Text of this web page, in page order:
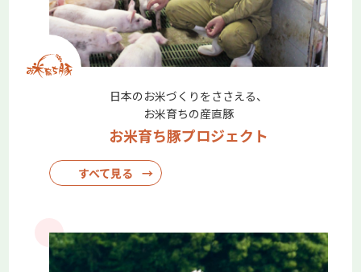
2026.06.04 コープデリ連合会
コープみらい
いばらきコープ
とちぎコープ
コープぐんま
コープながの
コープデリにいがた
MSCジャパンが「豊かな海をいつまでも。選ぼうMSCラベ
ル」キャンペーンを開催
2026.05.25 コープデリ連合会
コープみらい
いばらきコープ
とちぎコープ
コープながの
コープデリにいがた
ポックル村（北海道グリーンアスパラガス）～ この記事で
は、コープデリで取り扱う「有機農産物」について紹介して
日本のお米づくりをささえる、
お米育ちの産直豚
お米育ち豚プロジェクト
すべて見る →